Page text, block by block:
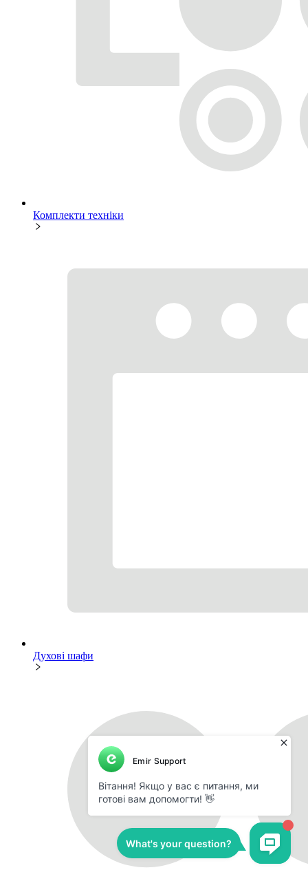
Комплекти техніки
Духові шафи